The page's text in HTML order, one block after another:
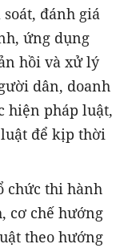
đánh giá
ứng dụng
hồi và xử lý
dân, doanh
hiện pháp luật,
để kịp thời
chức thi hành
cơ chế hướng
theo hướng